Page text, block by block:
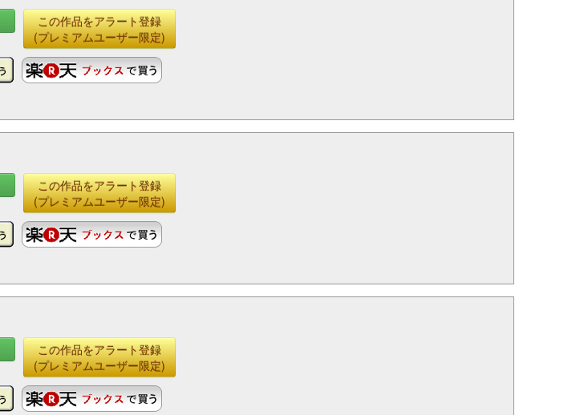
この作品をアラート登録
(プレミアムユーザー限定)
この作品をアラート登録
(プレミアムユーザー限定)
この作品をアラート登録
(プレミアムユーザー限定)